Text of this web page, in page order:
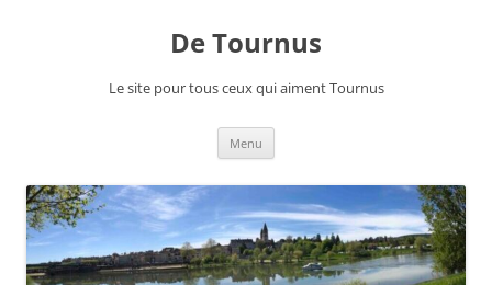
De Tournus
Le site pour tous ceux qui aiment Tournus
Menu